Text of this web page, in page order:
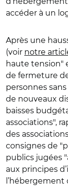
accéder à un
Après une
(voir notre
haute tension"
de fermeture
personnes
de nouveaux
baisses
associations",
des
consignes de "
publics jugées "
aux principes
l’hébergement